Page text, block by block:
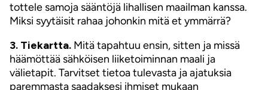
tottele samoja sääntöjä lihallisen maailman kanssa.
Miksi syytäisit rahaa johonkin mitä et ymmärrä?
3. Tiekartta. Mitä tapahtuu ensin, sitten ja missä
häämöttää sähköisen liiketoiminnan maali ja
välietapit. Tarvitset tietoa tulevasta ja ajatuksia
paremmasta saadaksesi ihmiset mukaan